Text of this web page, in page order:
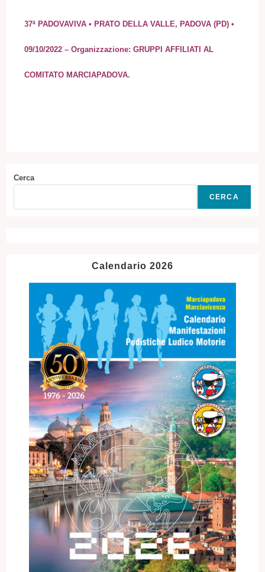
37ª PADOVAVIVA • PRATO DELLA VALLE, PADOVA (PD) •
09/10/2022 – Organizzazione: GRUPPI AFFILIATI AL
COMITATO MARCIAPADOVA.
Cerca
CERCA
Calendario 2026